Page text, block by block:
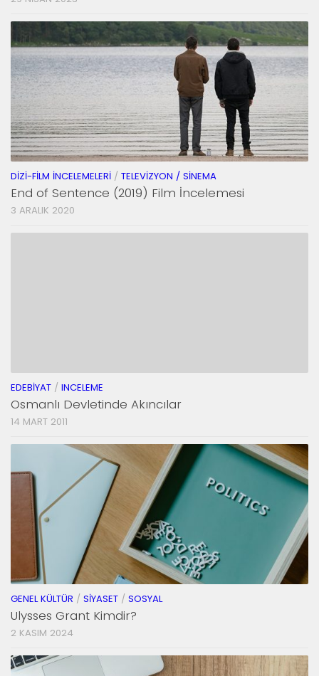
DIZI-FILM İNCELEMELERI / TELEVIZYON / SINEMA
End of Sentence (2019) Film İncelemesi
3 ARALIK 2020
EDEBIYAT / INCELEME
Osmanlı Devletinde Akıncılar
14 MART 2011
GENEL KÜLTÜR / SIYASET / SOSYAL
Ulysses Grant Kimdir?
2 KASIM 2024